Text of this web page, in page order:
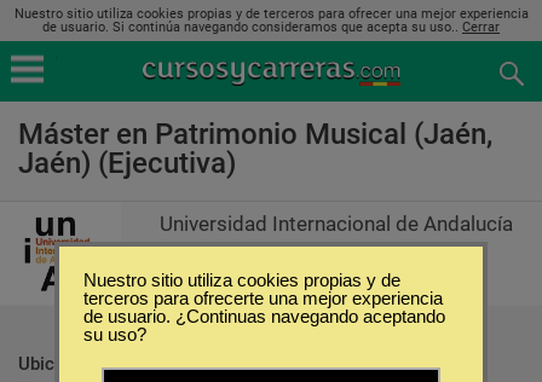
Nuestro sitio utiliza cookies propias y de terceros para ofrecer una mejor experiencia
de usuario. Si continúa navegando consideramos que acepta su uso.. Cerrar
Máster en Patrimonio Musical (Jaén,
Jaén) (Ejecutiva)
Universidad Internacional de Andalucía
Ubicación:
Jaén - Jaén
Nuestro sitio utiliza cookies propias y de
terceros para ofrecerte una mejor experiencia
de usuario. ¿Continuas navegando aceptando
su uso?